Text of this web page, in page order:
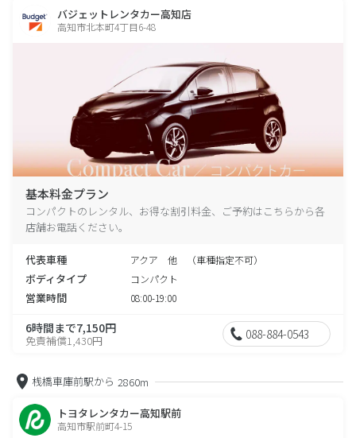
バジェットレンタカー高知店
高知市北本町4丁目6-48
基本料金プラン
コンパクトのレンタル、お得な割引料金、ご予約はこちらから各
店舗お電話ください。
代表車種 アクア 他 （車種指定不可）
ボディタイプ コンパクト
営業時間 08:00-19:00
6時間まで7,150円
免責補償1,430円 088-884-0543
桟橋車庫前駅から 2860m
トヨタレンタカー高知駅前
高知市駅前町4-15